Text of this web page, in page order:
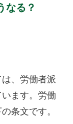
なる？
、労働者派
ます。労働
条文です。